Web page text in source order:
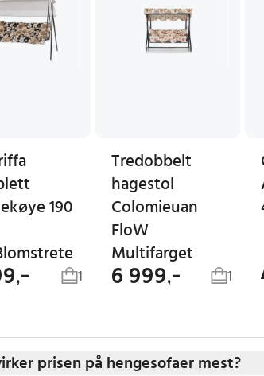
190
1
Tredobbelt
hagestol
Colomieuan
FloW
Multifarget
6 999,- 1
prisen på hengesofaer mest?